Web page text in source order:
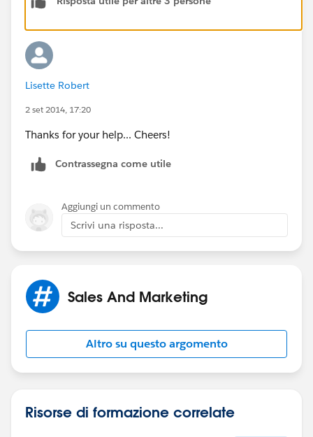
Services
Web Services
Outbound: Outbound Messaging
Outbound: HTTP to invoke external REST services
Inbound Email Handling
Inbound:
https://developer.salesforce.com/page/Integrating_wi
Cheers!
If this helps, mark this as the 'Best Answer'.
Lisette Robert
2 set 2014, 17:20
Thanks for your help... Cheers!
Contrassegna come utile
Aggiungi un commento
Scrivi una risposta...
Sales And Marketing
Altro su questo argomento
Risorse di formazione correlate